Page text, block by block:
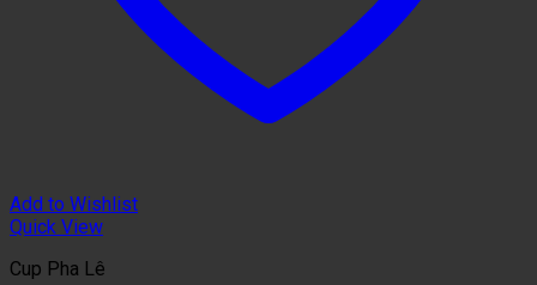
Add to Wishlist
Quick View
Cup Pha Lê